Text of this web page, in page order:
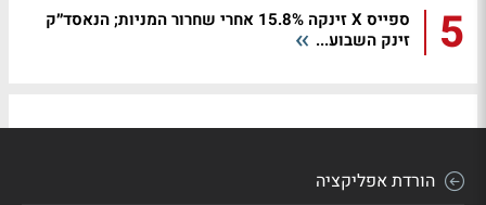
5
ספייס X זינקה 15.8% אחרי שחרור המניות; הנאסד״ק
זינק השבוע...
הורדת אפליקציה